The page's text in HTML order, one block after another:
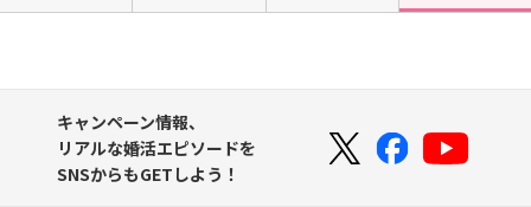
キャンペーン情報、
リアルな婚活エピソードを
SNSからもGETしよう！